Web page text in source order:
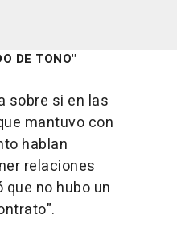
DE TONO"
sobre si en las
mantuvo con
hablan
relaciones
no hubo un